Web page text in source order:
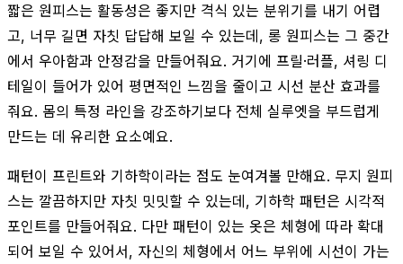
짧은 원피스는 활동성은 좋지만 격식 있는 분위기를 내기 어렵
고, 너무 길면 자칫 답답해 보일 수 있는데, 롱 원피스는 그 중간
에서 우아함과 안정감을 만들어줘요. 거기에 프릴·러플, 셔링 디
테일이 들어가 있어 평면적인 느낌을 줄이고 시선 분산 효과를
줘요. 몸의 특정 라인을 강조하기보다 전체 실루엣을 부드럽게
만드는 데 유리한 요소예요.
패턴이 프린트와 기하학이라는 점도 눈여겨볼 만해요. 무지 원피
스는 깔끔하지만 자칫 밋밋할 수 있는데, 기하학 패턴은 시각적
포인트를 만들어줘요. 다만 패턴이 있는 옷은 체형에 따라 확대
되어 보일 수 있어서, 자신의 체형에서 어느 부위에 시선이 가는